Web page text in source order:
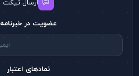
ارسال تیکت
عضویت در خبرنامه
نمادهای اعتبار